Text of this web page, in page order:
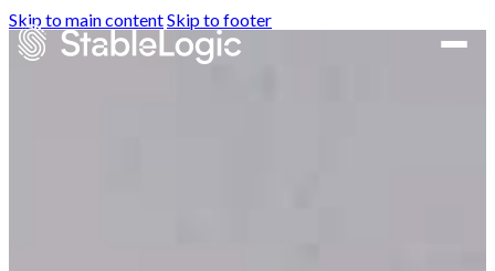
Skip to main contentSkip to footer